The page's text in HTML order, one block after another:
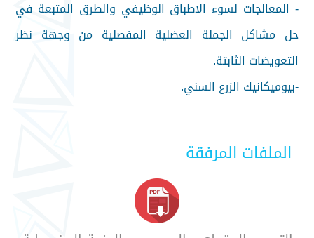
- المعالجات لسوء الاطباق الوظيفي والطرق المتبعة في
حل مشاكل الجملة العضلية المفصلية من وجهة نظر
التعويضات الثابتة.
-بيوميكانيك الزرع السني.
الملفات المرفقة